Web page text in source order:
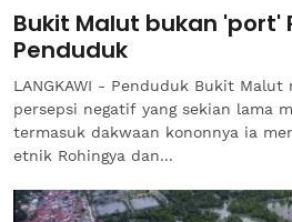
Bukit Malut bukan 'port'
Penduduk
LANGKAWI - Penduduk Bukit Malut
persepsi negatif yang sekian lama
termasuk dakwaan kononnya ia
etnik Rohingya dan...